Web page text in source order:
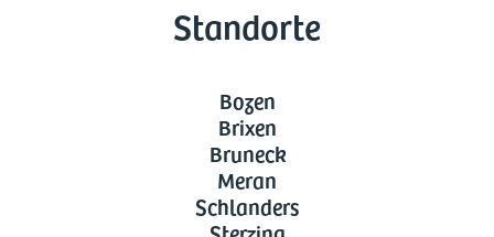
Standorte
Bozen
Brixen
Bruneck
Meran
Schlanders